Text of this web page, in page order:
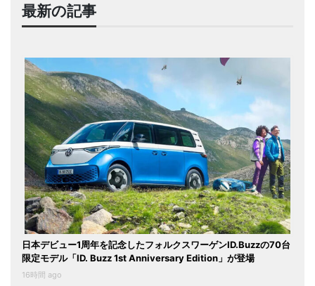
最新の記事
日本デビュー1周年を記念したフォルクスワーゲンID.Buzzの70台
限定モデル「ID. Buzz 1st Anniversary Edition」が登場
16時間 ago